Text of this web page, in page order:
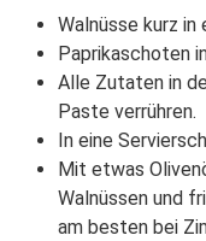
Walnüsse kurz in
Paprikaschoten
Alle Zutaten in
Paste verrühren.
In eine
Mit etwas
Walnüssen und
am besten bei